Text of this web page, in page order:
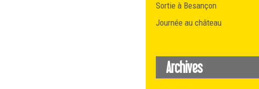
Sortie à Besançon
Journée au château
Archives